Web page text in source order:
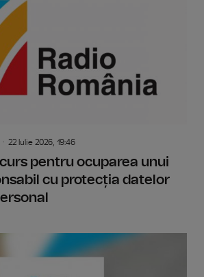
22 Iulie 2026, 19:46
pentru ocuparea unui
cu protecția datelor